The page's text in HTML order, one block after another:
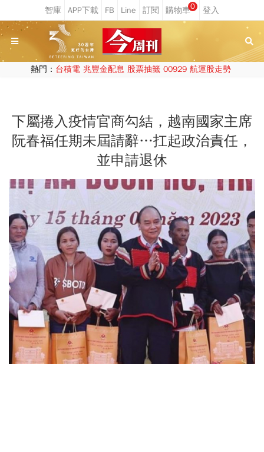
0
熱門： 台積電 兆豐金配息 股票抽籤 00929 航運股走勢
下屬捲入疫情官商勾結，越南國家主席
阮春福任期未屆請辭…扛起政治責任，
並申請退休